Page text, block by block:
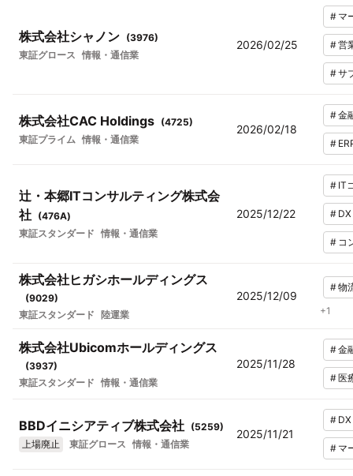
株式会社シャノン (3976)
東証グロース 情報・通信業
2026/02/25
# マ
#営
#サ
株式会社CAC Holdings (4725)
東証プライム 情報・通信業
2026/02/18
#金
#
辻・本郷ITコンサルティング株式会
社 (476A)
東証スタンダード 情報・通信業
2025/12/22
# IT
# DX
# コ
株式会社ヒガシホールディングス
(9029)
東証スタンダード
陸運業
2025/12/09
#物
+1
株式会社Ubicomホールディングス
(3937)
東証スタンダード 情報・通信業
2025/11/28
#金
#医
BBDイニシアティブ株式会社 (5259)
上場廃止
東証グロース 情報・通信業
2025/11/21
# DX
# マ